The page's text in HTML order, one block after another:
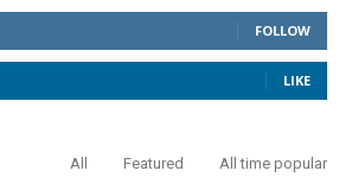
FOLLOW
LIKE
All Featured All time popular